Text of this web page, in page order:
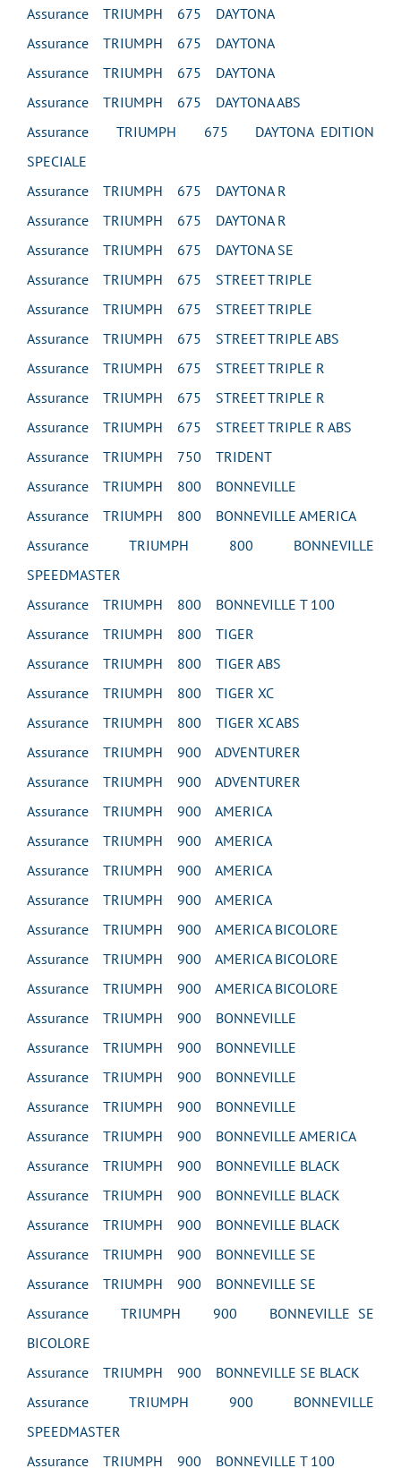
Assurance TRIUMPH 675 DAYTONA
Assurance TRIUMPH 675 DAYTONA
Assurance TRIUMPH 675 DAYTONA
Assurance TRIUMPH 675 DAYTONA ABS
Assurance TRIUMPH 675 DAYTONA EDITION
SPECIALE
Assurance TRIUMPH 675 DAYTONA R
Assurance TRIUMPH 675 DAYTONA R
Assurance TRIUMPH 675 DAYTONA SE
Assurance TRIUMPH 675 STREET TRIPLE
Assurance TRIUMPH 675 STREET TRIPLE
Assurance TRIUMPH 675 STREET TRIPLE ABS
Assurance TRIUMPH 675 STREET TRIPLE R
Assurance TRIUMPH 675 STREET TRIPLE R
Assurance TRIUMPH 675 STREET TRIPLE R ABS
Assurance TRIUMPH 750 TRIDENT
Assurance TRIUMPH 800 BONNEVILLE
Assurance TRIUMPH 800 BONNEVILLE AMERICA
Assurance TRIUMPH 800 BONNEVILLE
SPEEDMASTER
Assurance TRIUMPH 800 BONNEVILLE T 100
Assurance TRIUMPH 800 TIGER
Assurance TRIUMPH 800 TIGER ABS
Assurance TRIUMPH 800 TIGER XC
Assurance TRIUMPH 800 TIGER XC ABS
Assurance TRIUMPH 900 ADVENTURER
Assurance TRIUMPH 900 ADVENTURER
Assurance TRIUMPH 900 AMERICA
Assurance TRIUMPH 900 AMERICA
Assurance TRIUMPH 900 AMERICA
Assurance TRIUMPH 900 AMERICA
Assurance TRIUMPH 900 AMERICA BICOLORE
Assurance TRIUMPH 900 AMERICA BICOLORE
Assurance TRIUMPH 900 AMERICA BICOLORE
Assurance TRIUMPH 900 BONNEVILLE
Assurance TRIUMPH 900 BONNEVILLE
Assurance TRIUMPH 900 BONNEVILLE
Assurance TRIUMPH 900 BONNEVILLE
Assurance TRIUMPH 900 BONNEVILLE AMERICA
Assurance TRIUMPH 900 BONNEVILLE BLACK
Assurance TRIUMPH 900 BONNEVILLE BLACK
Assurance TRIUMPH 900 BONNEVILLE BLACK
Assurance TRIUMPH 900 BONNEVILLE SE
Assurance TRIUMPH 900 BONNEVILLE SE
Assurance TRIUMPH 900 BONNEVILLE SE
BICOLORE
Assurance TRIUMPH 900 BONNEVILLE SE BLACK
Assurance TRIUMPH 900 BONNEVILLE
SPEEDMASTER
Assurance TRIUMPH 900 BONNEVILLE T 100